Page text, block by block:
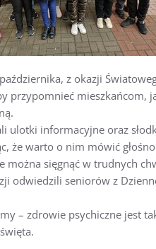
z okazji
przypomnieć mieszkańcom,
ulotki informacyjne oraz
że warto o nim mówić
można sięgnąć w trudnych
odwiedzili seniorów z
– zdrowie psychiczne jest